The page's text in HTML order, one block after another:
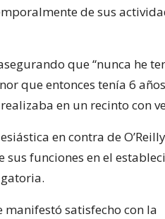
de sus
que “nunca he
que entonces tenía 6
en un recinto con
en contra de
funciones en el
satisfecho con la